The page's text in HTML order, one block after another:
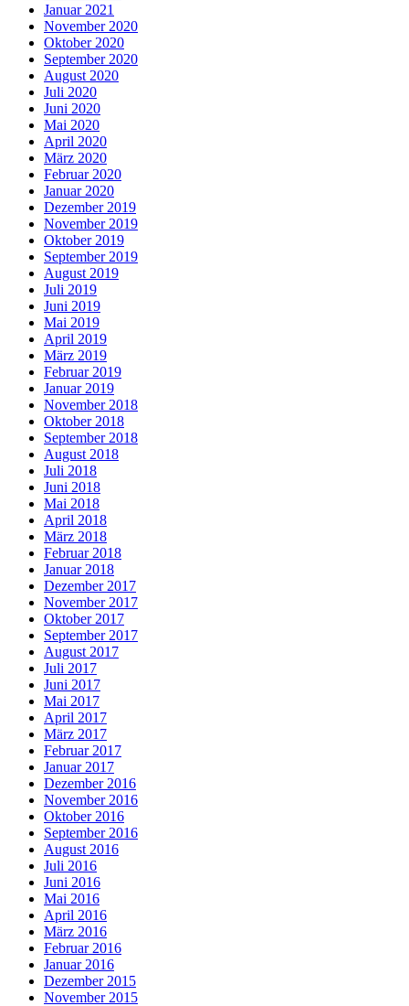
Januar 2021
November 2020
Oktober 2020
September 2020
August 2020
Juli 2020
Juni 2020
Mai 2020
April 2020
März 2020
Februar 2020
Januar 2020
Dezember 2019
November 2019
Oktober 2019
September 2019
August 2019
Juli 2019
Juni 2019
Mai 2019
April 2019
März 2019
Februar 2019
Januar 2019
November 2018
Oktober 2018
September 2018
August 2018
Juli 2018
Juni 2018
Mai 2018
April 2018
März 2018
Februar 2018
Januar 2018
Dezember 2017
November 2017
Oktober 2017
September 2017
August 2017
Juli 2017
Juni 2017
Mai 2017
April 2017
März 2017
Februar 2017
Januar 2017
Dezember 2016
November 2016
Oktober 2016
September 2016
August 2016
Juli 2016
Juni 2016
Mai 2016
April 2016
März 2016
Februar 2016
Januar 2016
Dezember 2015
November 2015